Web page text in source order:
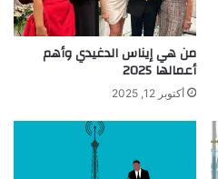
من هي إيناس الدغيدي وأهم
أعمالها 2025
أكتوبر 12, 2025